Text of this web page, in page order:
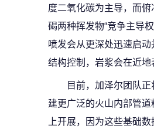
度二氧化碳为主导，而
碣两种挥发物“竞争主导
喷发会从更深处迅速启
结构控制，岩浆会在近地
目前，加泽尔团队
建更广泛的火山内部管
上开展，因为这些基础